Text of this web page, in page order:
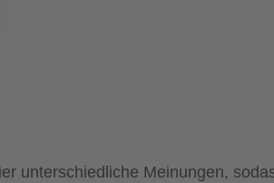
unterschiedliche Meinungen,